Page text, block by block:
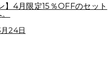
】4月限定15％OFFのセット
24日